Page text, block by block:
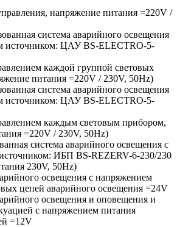
напряжение питания =220V /
система аварийного освещения
источником: ЦАУ BS-ELEСTRO-5-
каждой группой световых
питания =220V / 230V, 50Hz)
система аварийного освещения
источником: ЦАУ BS-ELEСTRO-5-
каждым световым прибором,
=220V / 230V, 50Hz)
система аварийного освещения с
ИБП BS-REZERV-6-230/230
230V, 50Hz)
освещения с напряжением
цепей аварийного освещения =24V
освещения и оповещения и
с напряжением питания
=12V